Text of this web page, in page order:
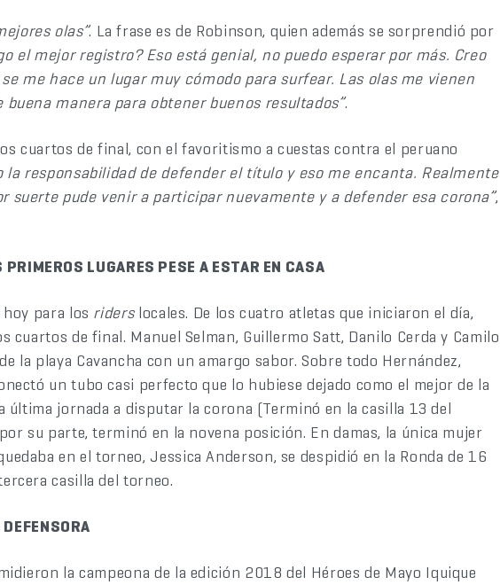
olas”. La frase es de Robinson, quien además se sorprendió por
el mejor registro? Eso está genial, no puedo esperar por más. Creo
me hace un lugar muy cómodo para surfear. Las olas me vienen
manera para obtener buenos resultados”.
cuartos de final, con el favoritismo a cuestas contra el peruano
la responsabilidad de defender el título y eso me encanta. Realmente
suerte pude venir a participar nuevamente y a defender esa corona”,
LUGARES PESE A ESTAR EN CASA
para los riders locales. De los cuatro atletas que iniciaron el día,
cuartos de final. Manuel Selman, Guillermo Satt, Danilo Cerda y Camilo
la playa Cavancha con un amargo sabor. Sobre todo Hernández,
un tubo casi perfecto que lo hubiese dejado como el mejor de la
última jornada a disputar la corona (Terminó en la casilla 13 del
su parte, terminó en la novena posición. En damas, la única mujer
en el torneo, Jessica Anderson, se despidió en la Ronda de 16
casilla del torneo.
la campeona de la edición 2018 del Héroes de Mayo Iquique